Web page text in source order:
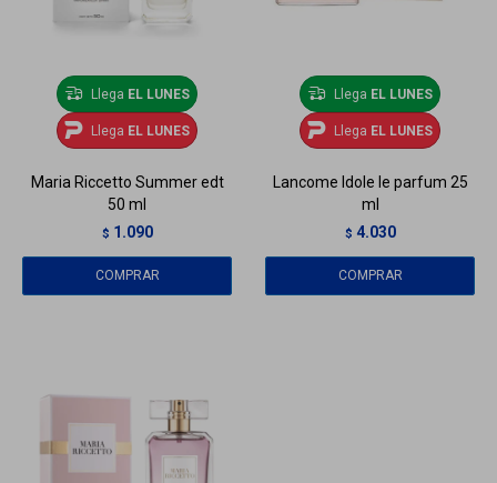
Llega EL LUNES
Llega EL LUNES
Maria Riccetto Summer edt
50 ml
$ 1.090
Llega EL LUNES
Llega EL LUNES
Lancome Idole le parfum 25
ml
$ 4.030